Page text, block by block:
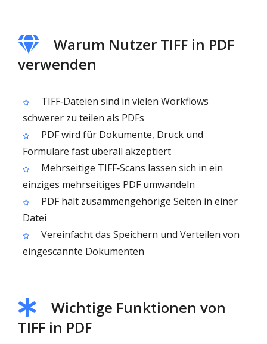
Warum Nutzer TIFF in PDF
verwenden
TIFF‑Dateien sind in vielen Workflows
schwerer zu teilen als PDFs
PDF wird für Dokumente, Druck und
Formulare fast überall akzeptiert
Mehrseitige TIFF‑Scans lassen sich in ein
einziges mehrseitiges PDF umwandeln
PDF hält zusammengehörige Seiten in einer
Datei
Vereinfacht das Speichern und Verteilen von
eingescannte Dokumenten
Wichtige Funktionen von
TIFF in PDF